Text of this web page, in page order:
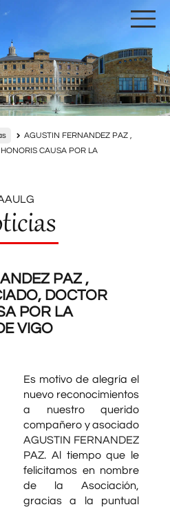
AGUSTIN FERNANDEZ PAZ ,
CAUSA POR LA
PAZ ,
DOCTOR
POR LA
VIGO
Es motivo de alegría el
nuevo reconocimientos
a nuestro querido
compañero y asociado
AGUSTIN FERNANDEZ
PAZ. Al tiempo que le
felicitamos en nombre
de la Asociación,
gracias a la puntual